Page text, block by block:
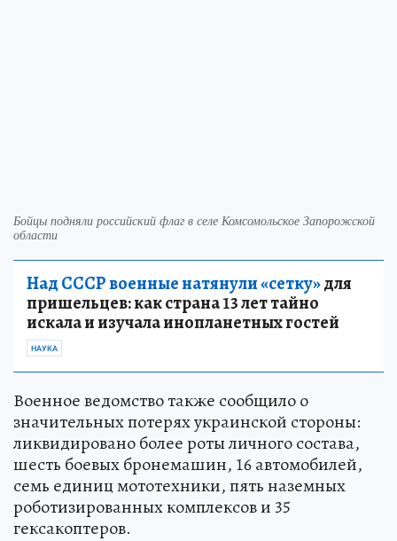
Бойцы подняли российский флаг в селе Комсомольское Запорожской
области
Над СССР военные натянули «сетку»для
пришельцев: как страна 13 лет тайно
искала и изучала инопланетных гостей
НАУКА
Военное ведомство также сообщило о
значительных потерях украинской стороны:
ликвидировано более роты личного состава,
шесть боевых бронемашин, 16 автомобилей,
семь единиц мототехники, пять наземных
роботизированных комплексов и 35
гексакоптеров.